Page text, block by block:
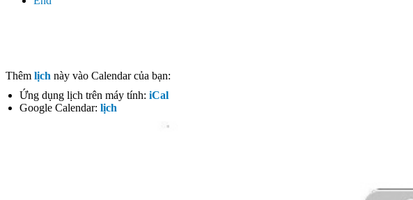
Thêm lịch này vào Calendar của bạn:
Ứng dụng lịch trên máy tính: iCal
Google Calendar: lịch